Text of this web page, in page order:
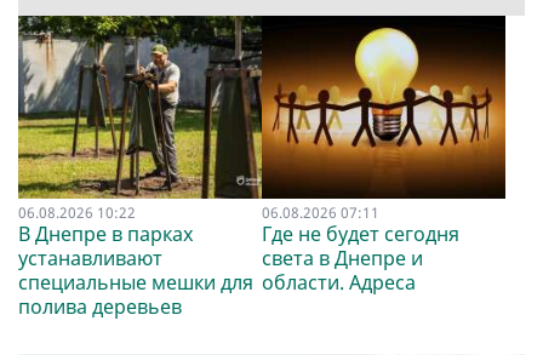
06.08.2026 10:22
В Днепре в парках
устанавливают
специальные мешки для
полива деревьев
06.08.2026 07:11
Где не будет сегодня
света в Днепре и
области. Адреса